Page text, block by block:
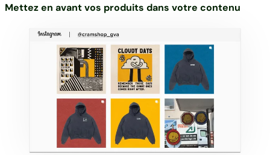
Mettez en avant vos produits dans votre contenu